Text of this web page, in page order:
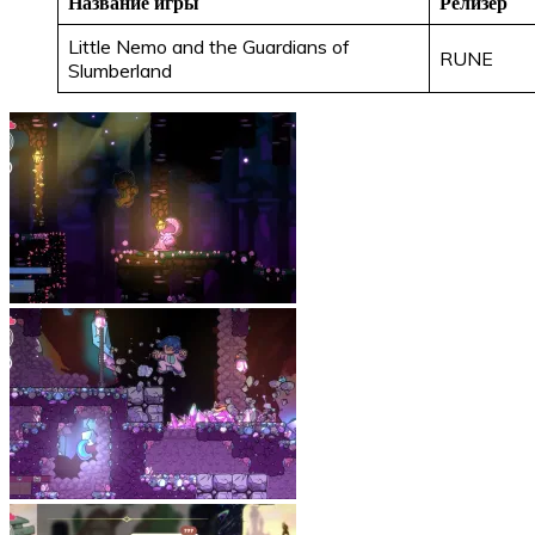
Little Nemo and the Guardians of
Slumberland
RUNE